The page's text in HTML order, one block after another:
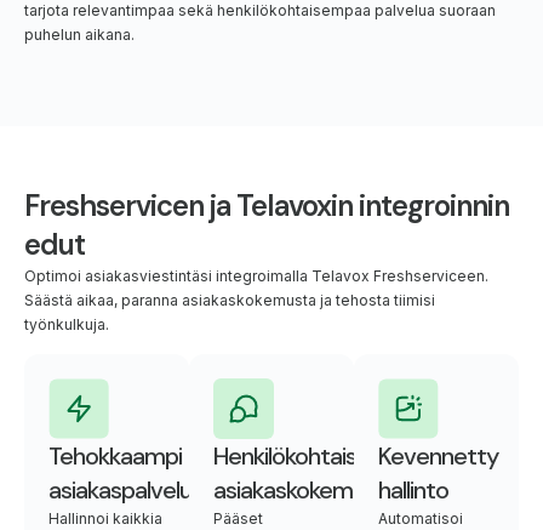
tarjota relevantimpaa sekä henkilökohtaisempaa palvelua suoraan
puhelun aikana.
Freshservicen ja Telavoxin integroinnin
edut
Optimoi asiakasviestintäsi integroimalla Telavox Freshserviceen.
Säästä aikaa, paranna asiakaskokemusta ja tehosta tiimisi
työnkulkuja.
Tehokkaampi
asiakaspalvelu
Hallinnoi kaikkia
Henkilökohtaiset
asiakaskokemukset
Pääset
Kevennetty
hallinto
Automatisoi